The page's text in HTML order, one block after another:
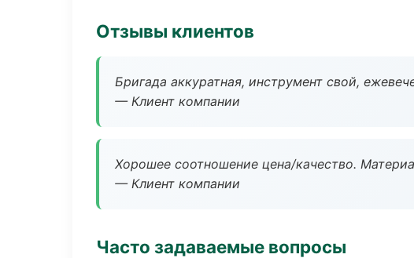
Отзывы клиентов
Бригада аккуратная, инструмент свой,
— Клиент компании
Хорошее соотношение цена/качество.
— Клиент компании
Часто задаваемые вопросы